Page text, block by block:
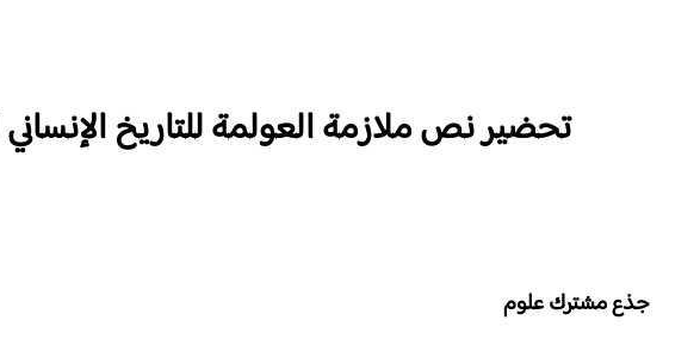
تحضير نص ملازمة العولمة للتاريخ الإنساني
جذع مشترك علوم